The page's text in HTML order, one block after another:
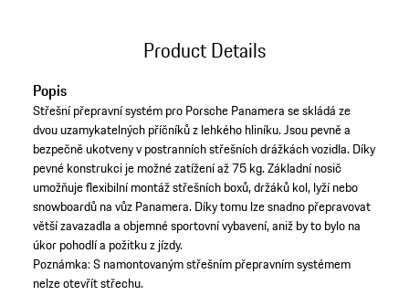
Product Details
Popis
Střešní přepravní systém pro Porsche Panamera se skládá ze
dvou uzamykatelných příčníků z lehkého hliníku. Jsou pevně a
bezpečně ukotveny v postranních střešních drážkách vozidla. Díky
pevné konstrukci je možné zatížení až 75 kg. Základní nosič
umožňuje flexibilní montáž střešních boxů, držáků kol, lyží nebo
snowboardů na vůz Panamera. Díky tomu lze snadno přepravovat
větší zavazadla a objemné sportovní vybavení, aniž by to bylo na
úkor pohodlí a požitku z jízdy.
Poznámka: S namontovaným střešním přepravním systémem
nelze otevřít střechu.